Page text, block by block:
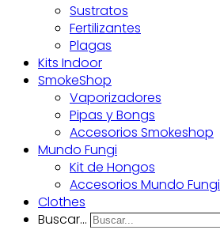
Sustratos
Fertilizantes
Plagas
Kits Indoor
SmokeShop
Vaporizadores
Pipas y Bongs
Accesorios Smokeshop
Mundo Fungi
Kit de Hongos
Accesorios Mundo Fungi
Clothes
Buscar...